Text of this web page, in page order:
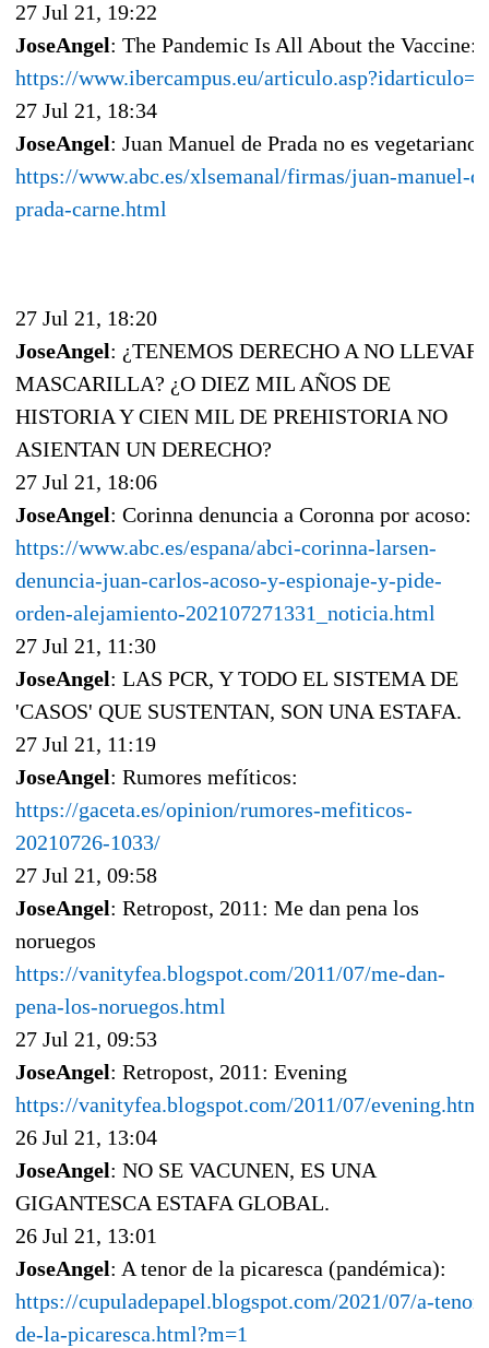
27 Jul 21, 19:22
JoseAngel: The Pandemic Is All About the Vaccine:
https://www.ibercampus.eu/
27 Jul 21, 18:34
JoseAngel: Juan Manuel de Prada no es vegetariano:
https://www.abc.es/xlsemanal/firmas/juan-manuel-
prada-carne.html
27 Jul 21, 18:20
JoseAngel: ¿TENEMOS DERECHO A NO LLEVAR
MASCARILLA? ¿O DIEZ MIL AÑOS DE
HISTORIA Y CIEN MIL DE PREHISTORIA NO
ASIENTAN UN DERECHO?
27 Jul 21, 18:06
JoseAngel: Corinna denuncia a Coronna por acoso:
https://www.abc.es/espana/abci-corinna-larsen-
denuncia-juan-carlos-acoso-y-espionaje-y-pide-
orden-alejamiento-202107271331_noticia.html
27 Jul 21, 11:30
JoseAngel: LAS PCR, Y TODO EL SISTEMA DE
'CASOS' QUE SUSTENTAN, SON UNA ESTAFA.
27 Jul 21, 11:19
JoseAngel: Rumores mefíticos:
https://gaceta.es/opinion/rumores-mefiticos-
20210726-1033/
27 Jul 21, 09:58
JoseAngel: Retropost, 2011: Me dan pena los
noruegos
https://vanityfea.blogspot.com/2011/07/me-dan-
pena-los-noruegos.html
27 Jul 21, 09:53
JoseAngel: Retropost, 2011: Evening
https://vanityfea.blogspot.com/2011/07/evening.html
26 Jul 21, 13:04
JoseAngel: NO SE VACUNEN, ES UNA
GIGANTESCA ESTAFA GLOBAL.
26 Jul 21, 13:01
JoseAngel: A tenor de la picaresca (pandémica):
https://cupuladepapel.blogspot.com/2021/07/a-tenor-
de-la-picaresca.html?m=1